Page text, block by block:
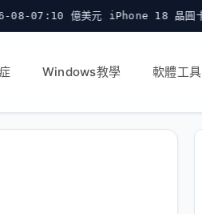
iPhone 18 晶圓卡在封裝
Windows教學 軟體工具